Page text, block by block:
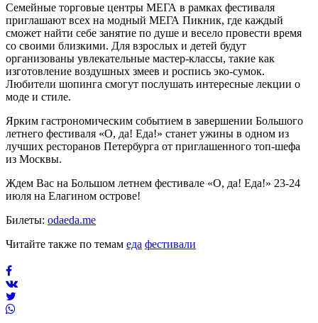
Семейные торговые центры МЕГА в рамках фестиваля
приглашают всех на модный МЕГА Пикник, где каждый
сможет найти себе занятие по душе и весело провести время
со своими близкими. Для взрослых и детей будут
организованы увлекательные мастер-классы, такие как
изготовление воздушных змеев и роспись эко-сумок.
Любители шопинга смогут послушать интересные лекции о
моде и стиле.
Ярким гастрономическим событием в завершении Большого
летнего фестиваля «О, да! Еда!» станет ужины в одном из
лучших ресторанов Петербурга от приглашенного топ-шефа
из Москвы.
Ждем Вас на Большом летнем фестивале «О, да! Еда!» 23-24
июля на Елагином острове!
Билеты: odaeda.me
Читайте также по темам еда фестивали